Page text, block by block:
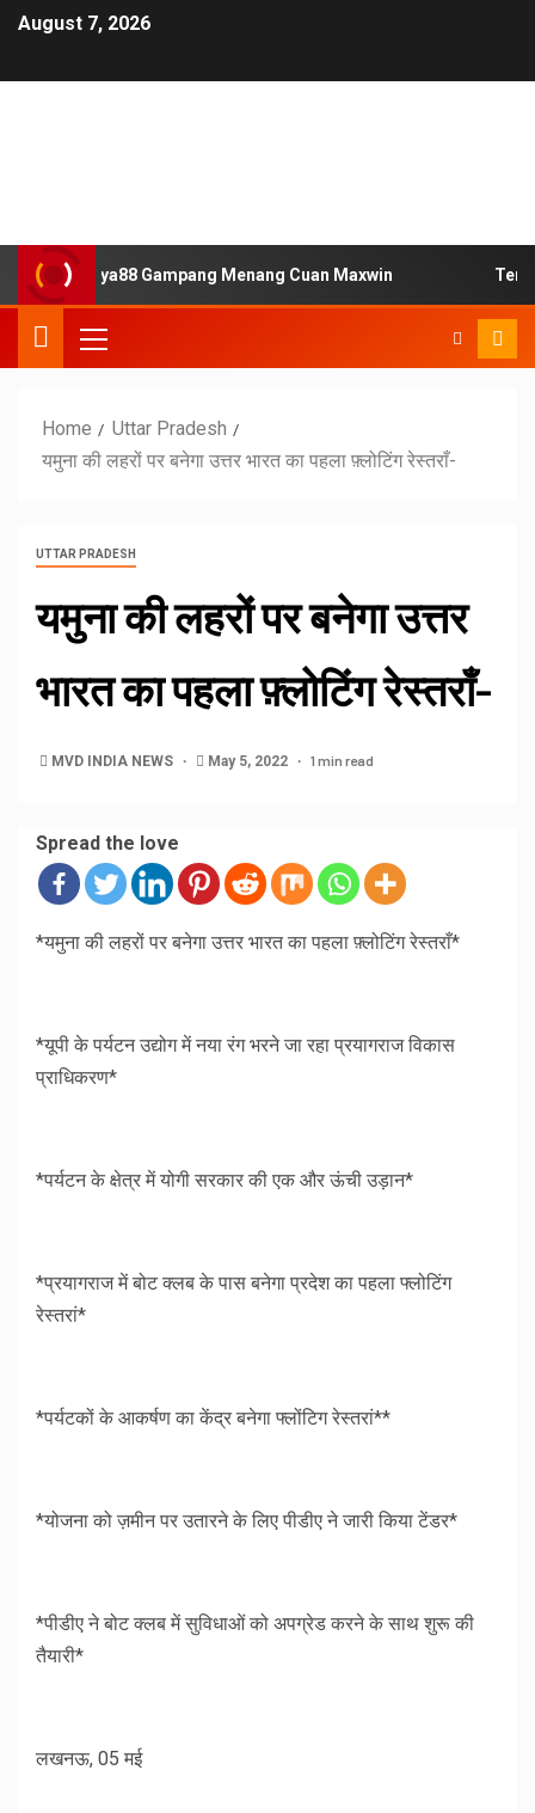
August 7, 2026
Slot Jaya88 Gampang Menang Cuan Maxwin
Home
Uttar Pradesh
यमुना की लहरों पर बनेगा उत्तर भारत का पहला फ़्लोटिंग रेस्तराँ-
UTTAR PRADESH
यमुना की लहरों पर बनेगा उत्तर
भारत का पहला फ़्लोटिंग रेस्तराँ-
MVD INDIA NEWS May 5, 2022 1 min read
Spread the love
*यमुना की लहरों पर बनेगा उत्तर भारत का पहला फ़्लोटिंग रेस्तराँ*
*यूपी के पर्यटन उद्योग में नया रंग भरने जा रहा प्रयागराज विकास
प्राधिकरण*
*पर्यटन के क्षेत्र में योगी सरकार की एक और ऊंची उड़ान*
*प्रयागराज में बोट क्लब के पास बनेगा प्रदेश का पहला फ्लोटिंग
रेस्तरां*
*पर्यटकों के आकर्षण का केंद्र बनेगा फ्लोंटिग रेस्तरां**
*योजना को ज़मीन पर उतारने के लिए पीडीए ने जारी किया टेंडर*
*पीडीए ने बोट क्लब में सुविधाओं को अपग्रेड करने के साथ शुरू की
तैयारी*
लखनऊ, 05 मई